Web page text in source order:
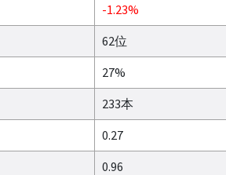
-1.23%
62位
27%
233本
0.27
0.96